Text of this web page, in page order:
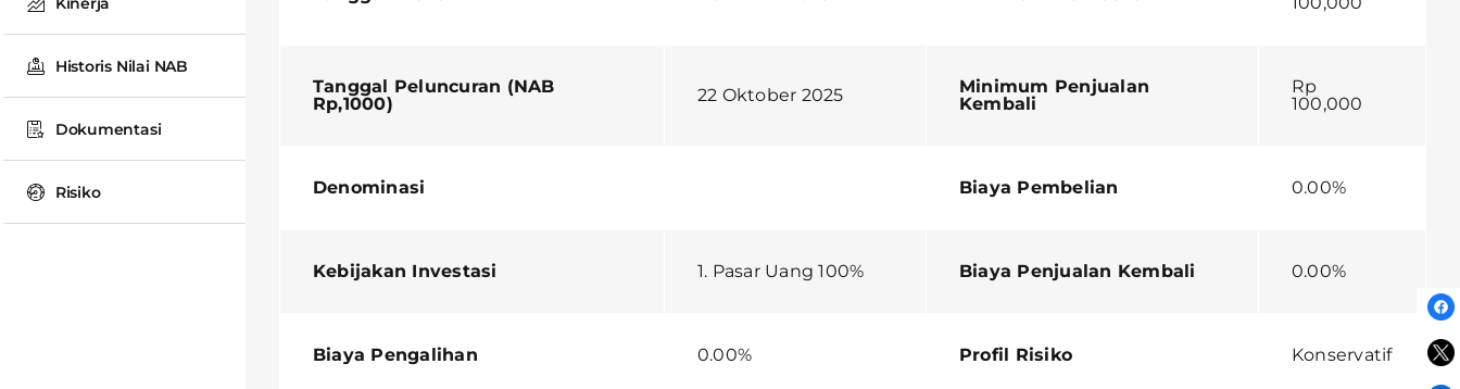
Historis Nilai NAB
Dokumentasi
Risiko
Tanggal Peluncuran (NAB
Rp,1000)
22 Oktober 2025
Minimum Penjualan
Kembali
Rp
100,000
Denominasi Biaya Pembelian 0.00%
Kebijakan Investasi 1. Pasar Uang 100% Biaya Penjualan Kembali 0.00%
Biaya Pengalihan 0.00% Profil Risiko Konservatif